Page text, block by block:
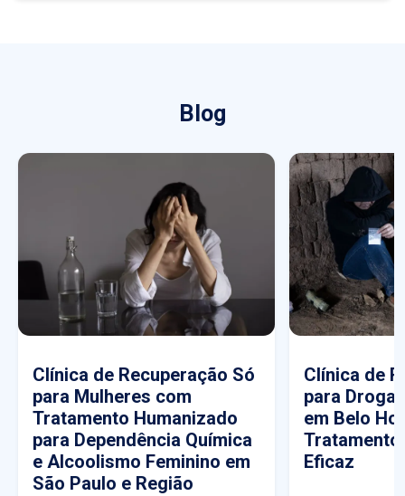
Blog
Clínica de Recuperação Só
para Mulheres com
Tratamento Humanizado
para Dependência Química
e Alcoolismo Feminino em
São Paulo e Região
Clínica de
para
em Belo
Tratamento
Eficaz